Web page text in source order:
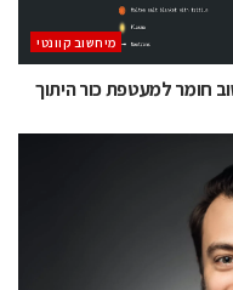
מיחשוב קוונטי